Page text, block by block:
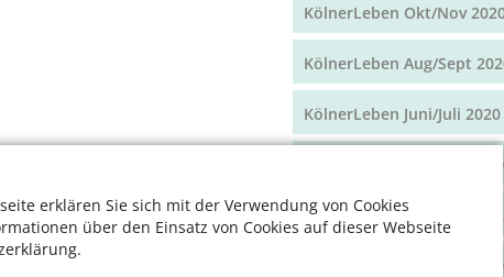
erklären Sie sich mit der Verwendung von Cookies
über den Einsatz von Cookies auf dieser Webseite
KölnerLeben Okt/Nov
KölnerLeben Aug/Sept
KölnerLeben Juni/Juli 2020
KölnerLeben April/Mai
KölnerLeben Feb/März
KölnerLeben Dez 19/Jan 20